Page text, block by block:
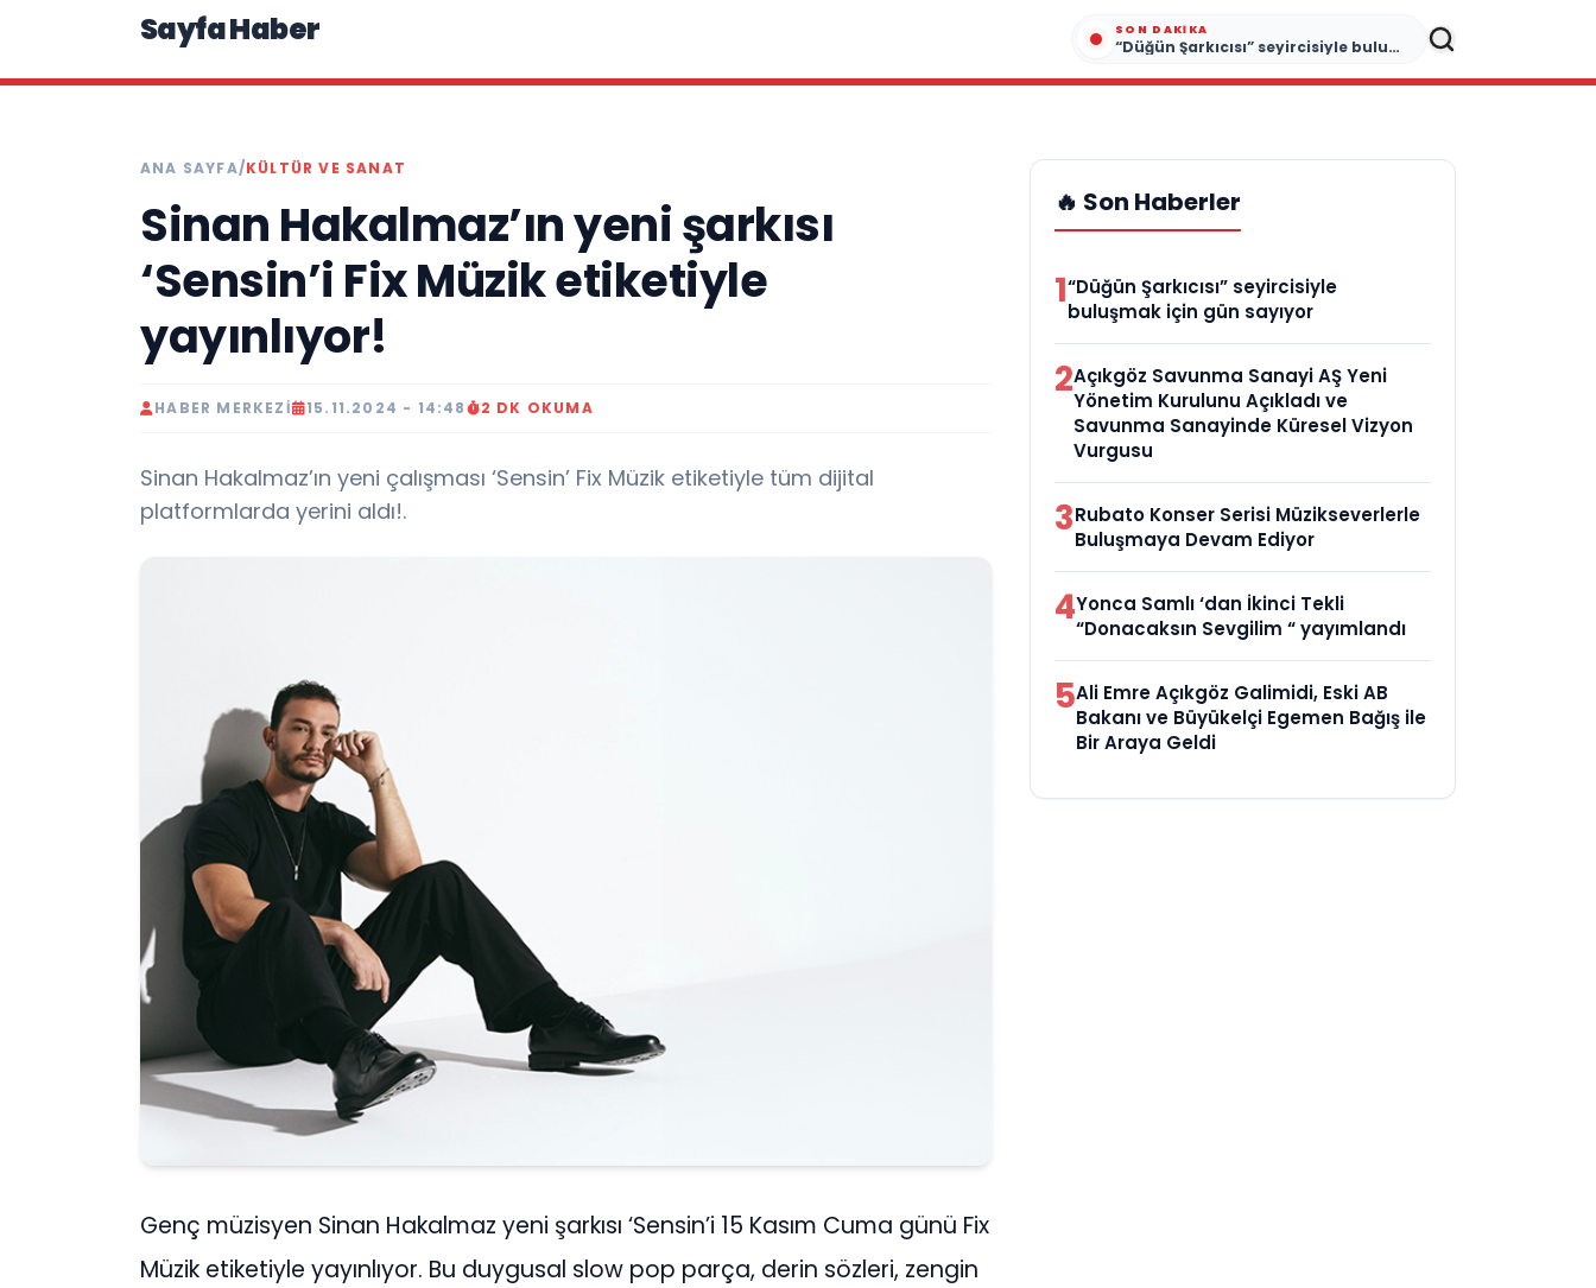
Sayfa Haber SON DAKIKA
“Düğün Şarkıcısı” seyircisiyle buluşmak için gün sayıyor
ANA SAYFA/KÜLTÜR VE SANAT
Sinan Hakalmaz’ın yeni şarkısı
‘Sensin’i Fix Müzik etiketiyle
yayınlıyor!
HABER MERKEZI 15.11.2024 - 14:48 2 DK OKUMA
Sinan Hakalmaz’ın yeni çalışması ‘Sensin’ Fix Müzik etiketiyle tüm dijital
platformlarda yerini aldı!.
Genç müzisyen Sinan Hakalmaz yeni şarkısı ‘Sensin’i 15 Kasım Cuma günü Fix
Müzik etiketiyle yayınlıyor. Bu duygusal slow pop parça, derin sözleri, zengin
🔥 Son Haberler
1“Düğün Şarkıcısı” seyircisiyle
buluşmak için gün sayıyor
2Açıkgöz Savunma Sanayi AŞ Yeni
Yönetim Kurulunu Açıkladı ve
Savunma Sanayinde Küresel Vizyon
Vurgusu
3Rubato Konser Serisi Müzikseverlerle
Buluşmaya Devam Ediyor
4Yonca Samlı ‘dan İkinci Tekli
“Donacaksın Sevgilim “ yayımlandı
5Ali Emre Açıkgöz Galimidi, Eski AB
Bakanı ve Büyükelçi Egemen Bağış ile
Bir Araya Geldi